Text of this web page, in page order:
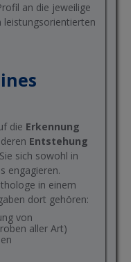
an die jeweilige
leistungsorientierten
die Erkennung
Entstehung
sich sowohl in
engagieren.
in einem
dort gehören:
von
aller Art)